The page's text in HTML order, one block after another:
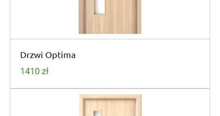
Drzwi Optima
1410 zł